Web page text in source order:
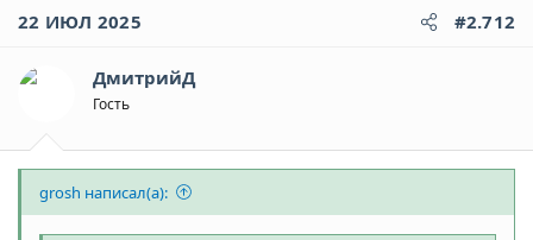
22 ИЮЛ 2025 #2.712
ДмитрийД
Гость
grosh написал(а):